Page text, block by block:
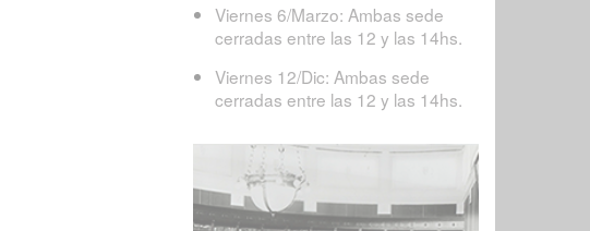
Viernes 6/Marzo: Ambas sede
cerradas entre las 12 y las 14hs.
Viernes 12/Dic: Ambas sede
cerradas entre las 12 y las 14hs.